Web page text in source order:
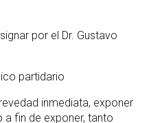
por el Dr. Gustavo
partidario
inmediata, exponer
fin de exponer, tanto